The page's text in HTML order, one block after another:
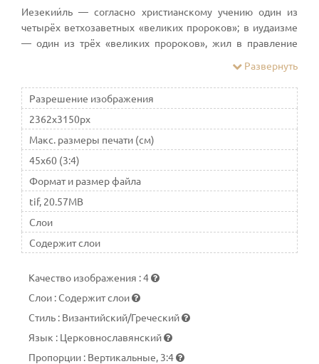
Иезекии́ль — согласно христианскому учению один из
четырёх ветхозаветных «великих пророков»; в иудаизме
— один из трёх «великих пророков», жил в правление
возрасте тридцати лет, находясь в вавилонском пленении
Развернуть
Разрешение изображения
2362x3150px
Макс. размеры печати (см)
45x60 (3:4)
Формат и размер файла
tif, 20.57MB
Слои
Содержит слои
Качество изображения :4
Слои :Содержит слои
Стиль : Византийский/Греческий
Язык : Церковнославянский
Пропорции : Вертикальные, 3:4